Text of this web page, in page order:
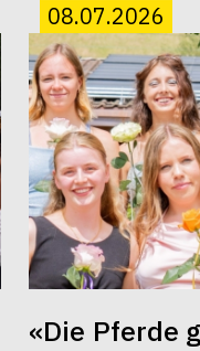
08.07.2026
«Die Pferde